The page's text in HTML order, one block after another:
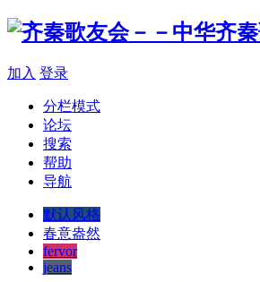
加入 登录
分栏模式
论坛
搜索
帮助
导航
默认风格
春意盎然
fervor
jeans